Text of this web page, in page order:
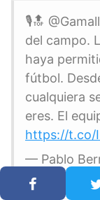
🎙🔝
del campo.
haya
fútbol.
cualquiera
eres. El
https://t.co/
— Pablo
April 17,